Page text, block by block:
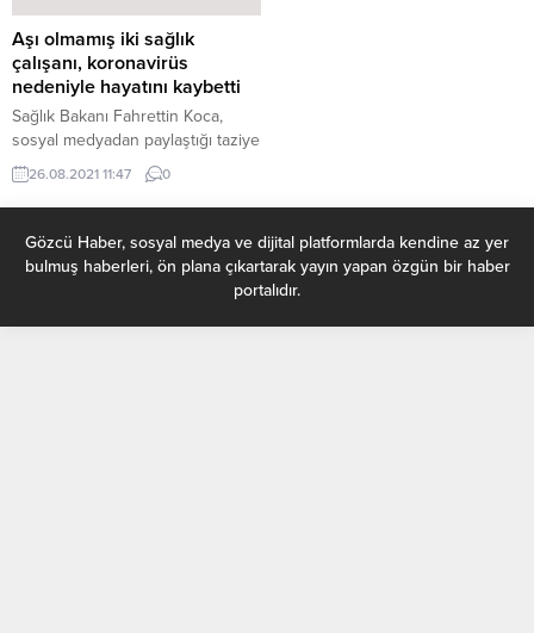
Aşı olmamış iki sağlık
çalışanı, koronavirüs
nedeniyle hayatını kaybetti
Sağlık Bakanı Fahrettin Koca,
sosyal medyadan paylaştığı taziye
paylaşımında, aşı olmayan iki
sağlık çalışanının koronavirüs
nedeniyle yaşamını yitirdiğini
duyurdu. ”BENZER ACILAR ARTIK
YAŞANMASIN” Bakan Koca,
sosyal medya hesabından yaptığı
arkadaşımız koronavirüse yenildi.
26.08.2021 11:47 0
Gözcü Haber, sosyal medya ve dijital platformlarda kendine az yer
bulmuş haberleri, ön plana çıkartarak yayın yapan özgün bir haber
portalıdır.